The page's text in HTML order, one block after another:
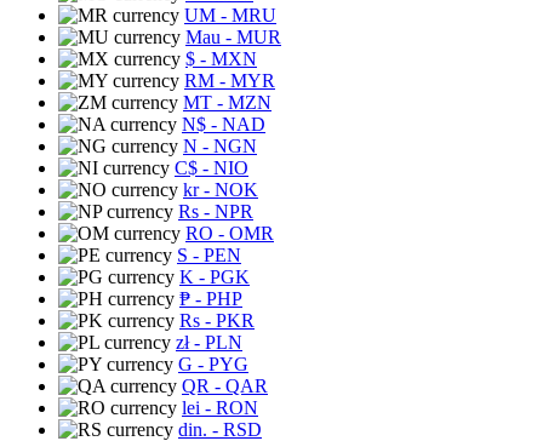
UM - MRU
Mau - MUR
$ - MXN
RM - MYR
MT - MZN
N$ - NAD
N - NGN
C$ - NIO
kr- NOK
Rs - NPR
RO - OMR
S - PEN
K - PGK
₱ - PHP
Rs - PKR
zł- PLN
G - PYG
QR - QAR
lei - RON
din. - RSD